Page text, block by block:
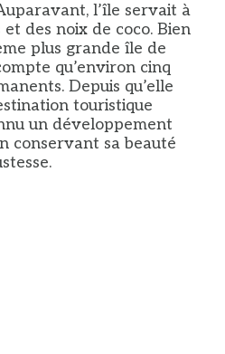
l’île servait à
des noix de coco. Bien
plus grande île de
qu’environ cinq
Depuis qu’elle
touristique
un développement
conservant sa beauté